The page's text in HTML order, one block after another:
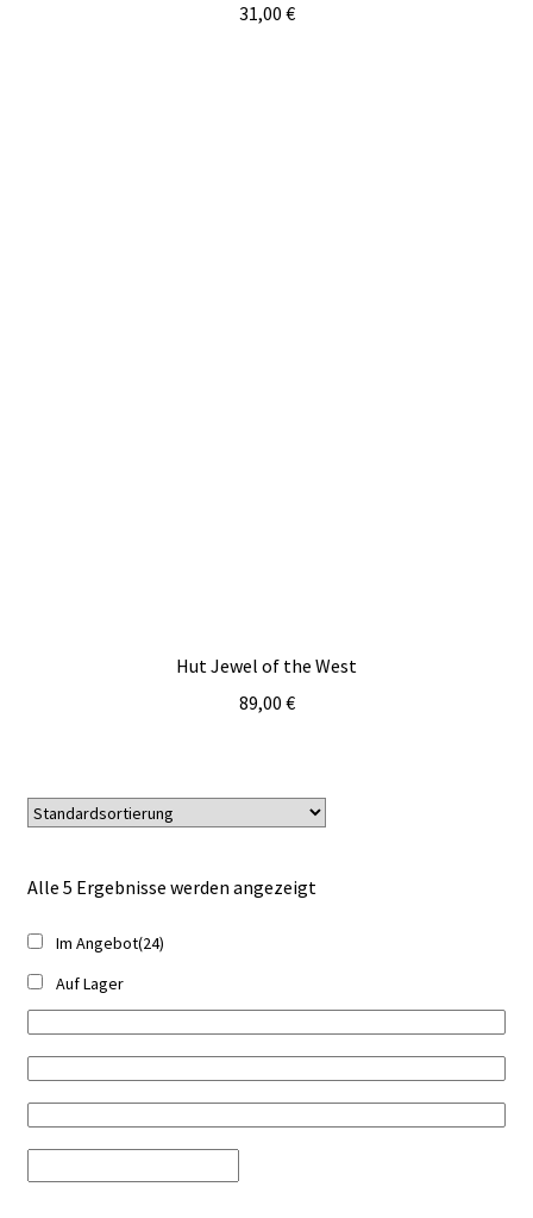
31,00 €
Hut Jewel of the West
89,00 €
Alle 5 Ergebnisse werden angezeigt
Im Angebot(24)
Auf Lager